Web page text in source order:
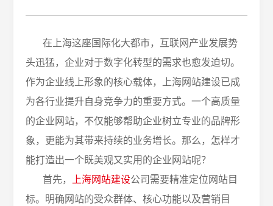
在上海这座国际化大都市，互联网产业发展势
头迅猛，企业对于数字化转型的需求也愈发迫切。
作为企业线上形象的核心载体，上海网站建设已成
为各行业提升自身竞争力的重要方式。一个高质量
的企业网站，不仅能够帮助企业树立专业的品牌形
象，更能为其带来持续的业务增长。那么，怎样才
能打造出一个既美观又实用的企业网站呢？
首先， 上海网站建设公司需要精准定位网站目
标。明确网站的受众群体、核心功能以及营销目